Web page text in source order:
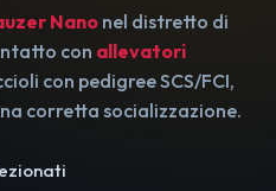
Nano nel distretto di
con allevatori
con pedigree SCS/FCI,
corretta socializzazione.